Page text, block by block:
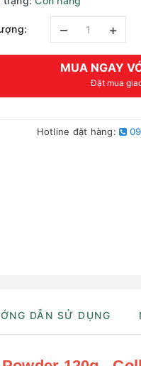
– +
MUA NGAY
Đặt mua
Hotline đặt hàng:
DẪN SỬ DỤNG